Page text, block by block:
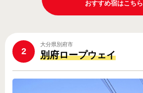
おすすめ宿はこちら
2
大分県別府市
別府ロープウェイ